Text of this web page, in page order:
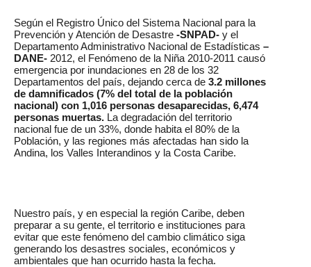
Según el Registro Único del Sistema Nacional para la
Prevención y Atención de Desastre -SNPAD- y el
Departamento Administrativo Nacional de Estadísticas –
DANE- 2012, el Fenómeno de la Niña 2010-2011 causó
emergencia por inundaciones en 28 de los 32
Departamentos del país, dejando cerca de 3.2 millones
de damnificados (7% del total de la población
nacional) con 1,016 personas desaparecidas, 6,474
personas muertas. La degradación del territorio
nacional fue de un 33%, donde habita el 80% de la
Población, y las regiones más afectadas han sido la
Andina, los Valles Interandinos y la Costa Caribe.
Nuestro país, y en especial la región Caribe, deben
preparar a su gente, el territorio e instituciones para
evitar que este fenómeno del cambio climático siga
generando los desastres sociales, económicos y
ambientales que han ocurrido hasta la fecha.